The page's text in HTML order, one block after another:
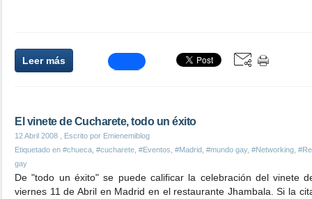
Leer más
El vinete de Cucharete, todo un éxito
12 Abril 2008 , Escrito por Emienemiblog
Etiquetado en #chueca #cucharete #Eventos #Madrid #mundo gay, #Networking
gay
De "todo un éxito" se puede calificar la celebración del vinete
viernes 11 de Abril en Madrid en el restaurante Jhambala. Si la